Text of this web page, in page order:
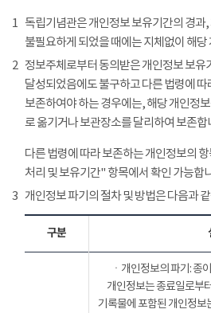
1 독립기념관은 개인정보 보유기간의 경과
불필요하게 되었을 때에는 지체없이 해
2 정보주체로부터 동의받은 개인정보 보유
달성되었음에도 불구하고 다른 법령에
보존하여야 하는 경우에는, 해당 개인정
로 옮기거나 보관장소를 달리하여 보존합
다른 법령에 따라 보존하는 개인정보의
처리 및 보유기간" 항목에서 확인 가능합
3 개인정보 파기의 절차 및 방법은 다음과
구분
ㆍ개인정보의 파기: 종
개인정보는 종료일로부
기록물에 포함된 개인정보